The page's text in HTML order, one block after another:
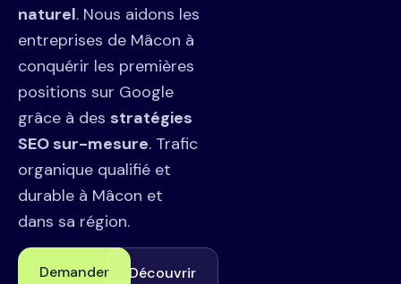
naturel. Nous aidons les
entreprises de Mâcon à
conquérir les premières
positions sur Google
grâce à des stratégies
SEO sur-mesure. Trafic
organique qualifié et
durable à Mâcon et
dans sa région.
Demander
Découvrir